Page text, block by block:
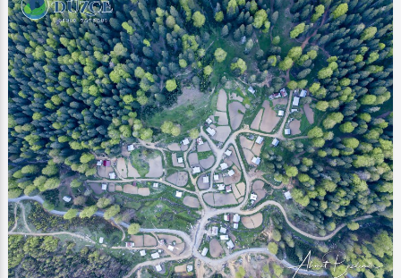
Image Yaylalar - Plateaus
Odayeri (Yayla - Plateau)
Ahmet Bozdemir 0 1206 0